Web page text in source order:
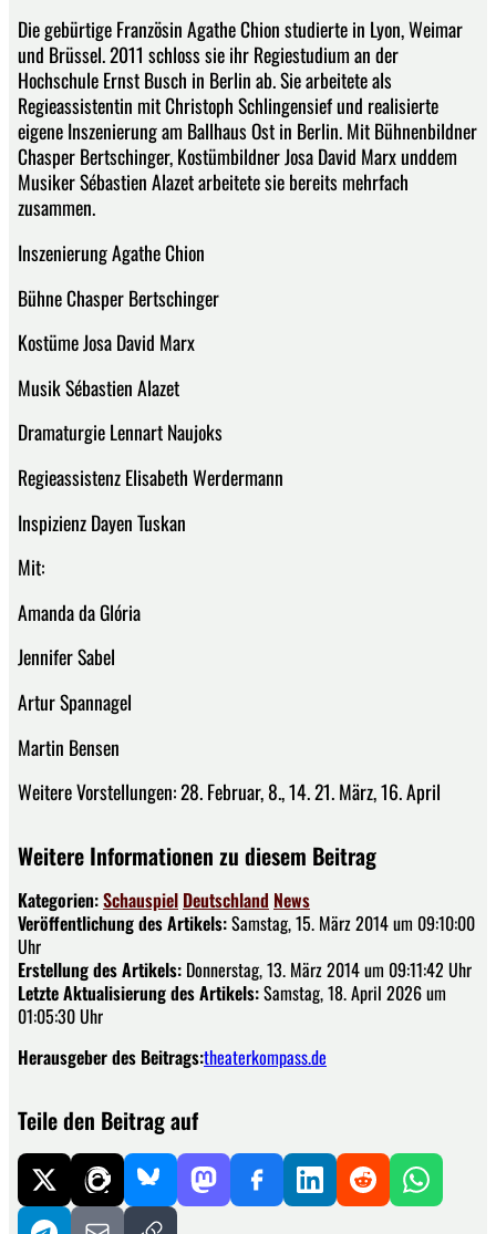
Die gebürtige Französin Agathe Chion studierte in Lyon, Weimar
und Brüssel. 2011 schloss sie ihr Regiestudium an der
Hochschule Ernst Busch in Berlin ab. Sie arbeitete als
Regieassistentin mit Christoph Schlingensief und realisierte
eigene Inszenierung am Ballhaus Ost in Berlin. Mit Bühnenbildner
Chasper Bertschinger, Kostümbildner Josa David Marx unddem
Musiker Sébastien Alazet arbeitete sie bereits mehrfach
zusammen.
Inszenierung Agathe Chion
Bühne Chasper Bertschinger
Kostüme Josa David Marx
Musik Sébastien Alazet
Dramaturgie Lennart Naujoks
Regieassistenz Elisabeth Werdermann
Inspizienz Dayen Tuskan
Mit:
Amanda da Glória
Jennifer Sabel
Artur Spannagel
Martin Bensen
Weitere Vorstellungen: 28. Februar, 8., 14. 21. März, 16. April
Weitere Informationen zu diesem Beitrag
Kategorien:Schauspiel Deutschland News
Veröffentlichung des Artikels:Samstag, 15. März 2014 um 09:10:00
Uhr
Erstellung des Artikels: Donnerstag, 13. März 2014 um 09:11:42 Uhr
Letzte Aktualisierung des Artikels:Samstag, 18. April 2026 um
01:05:30 Uhr
Herausgeber des Beitrags:theaterkompass.de
Teile den Beitrag auf